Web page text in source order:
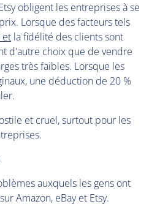
obligent les entreprises à se
Lorsque des facteurs tels
et la fidélité des clients sont
d'autre choix que de vendre
très faibles. Lorsque les
une déduction de 20 %
et cruel, surtout pour les
auxquels les gens ont
Amazon, eBay et Etsy.